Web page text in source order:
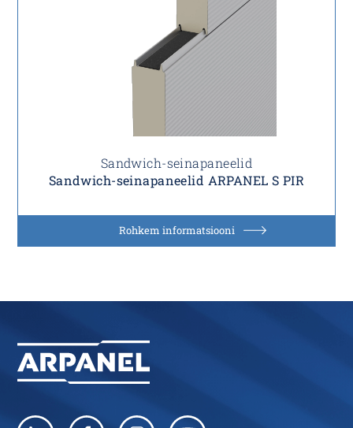
Sandwich-seinapaneelid
Sandwich-seinapaneelid ARPANEL S PIR
Rohkem informatsiooni